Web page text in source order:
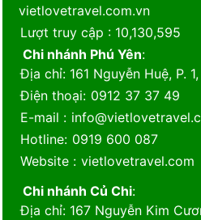
vietlovetravel.com.vn
Lượt truy cập : 10,130,595
Chi nhánh Phú Yên:
Địa chỉ: 161 Nguyễn Huệ, P.
Điện thoại: 0912 37 37 49
E-mail :
Hotline: 0919 600 087
Website: vietlovetravel.com
Chi nhánh Củ Chi:
Địa chỉ: 167 Nguyễn Kim